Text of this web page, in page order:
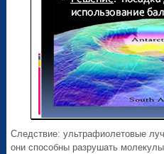
Следствие: ультрафиолетовые
они способны разрушать